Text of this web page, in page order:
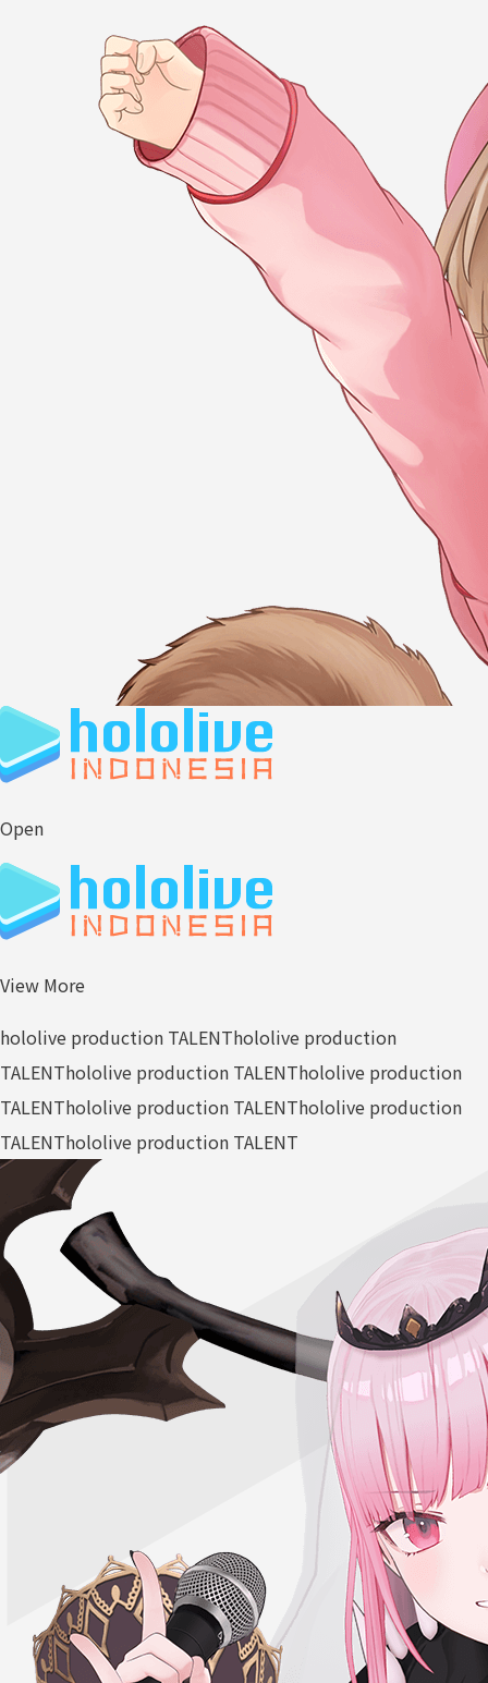
Open
View More
hololive production TALENThololive production
TALENThololive production TALENThololive production
TALENThololive production TALENThololive production
TALENThololive production TALENT